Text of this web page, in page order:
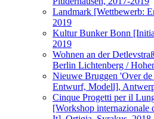
Landmark [Wettbewerb:
2019
Kultur Bunker Bonn
2019
Wohnen an der
Berlin Lichtenberg /
Nieuwe Bruggen 'Over
Entwurf, Modell],
Cinque Progetti per il
[Workshop internazionale